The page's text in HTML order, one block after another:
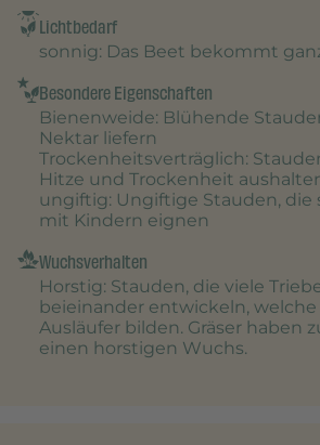
Lichtbedarf
sonnig: Das Beet bekommt
Besondere Eigenschaften
Bienenweide: Blühende
Nektar liefern
Trockenheitsverträglich:
Hitze und Trockenheit
ungiftig: Ungiftige Stauden, die
mit Kindern eignen
Wuchsverhalten
Horstig: Stauden, die viele
beieinander entwickeln, welche
Ausläufer bilden. Gräser haben
einen horstigen Wuchs.